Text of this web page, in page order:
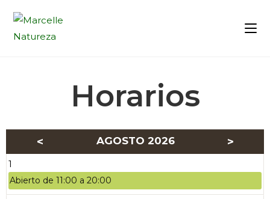
Horarios
< AGOSTO 2026 >
1
Abierto de 11:00 a 20:00